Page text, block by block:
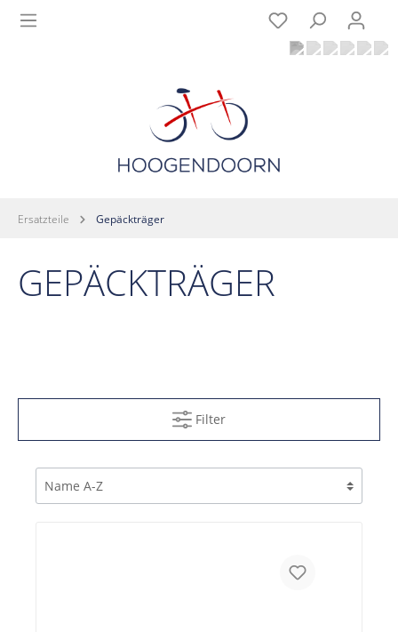
Ersatzteile Gepäckträger
GEPÄCKTRÄGER
Filter